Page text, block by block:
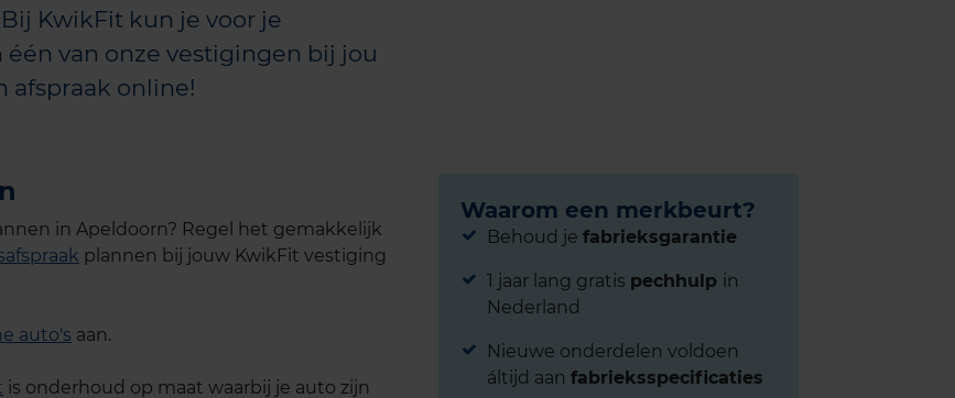
KwikFit kun je voor je
van onze vestigingen bij jou
afspraak online!
Waarom een merkbeurt?
Behoud jefabrieksgarantie
1 jaar lang gratis pechhulp in
Nederland
Nieuwe onderdelen voldoen
áltijd aanfabrieksspecificaties
in Apeldoorn? Regel het gemakkelijk
plannen bij jouw KwikFit vestiging
auto's aan.
is onderhoud op maat waarbij je auto zijn